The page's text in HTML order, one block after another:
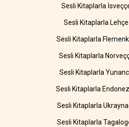
Sesli Kitaplarla
Sesli Kitaplarla
Sesli Kitaplarla
Sesli Kitaplarla
Sesli Kitaplarla
Sesli Kitaplarla
Sesli Kitaplarla
Sesli Kitaplarla